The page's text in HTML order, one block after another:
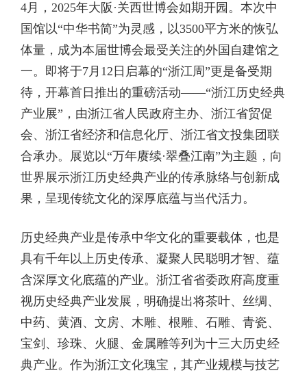
4月，2025年大阪·关西世博会如期开园。本次中
国馆以“中华书简”为灵感，以3500平方米的恢弘
体量，成为本届世博会最受关注的外国自建馆之
一。即将于7月12日启幕的“浙江周”更是备受期
待，开幕首日推出的重磅活动——“浙江历史经典
产业展”，由浙江省人民政府主办、浙江省贸促
会、浙江省经济和信息化厅、浙江省文投集团联
合承办。展览以“万年赓续·翠叠江南”为主题，向
世界展示浙江历史经典产业的传承脉络与创新成
果，呈现传统文化的深厚底蕴与当代活力。
历史经典产业是传承中华文化的重要载体，也是
具有千年以上历史传承、凝聚人民聪明才智、蕴
含深厚文化底蕴的产业。浙江省省委政府高度重
视历史经典产业发展，明确提出将茶叶、丝绸、
中药、黄酒、文房、木雕、根雕、石雕、青瓷、
宝剑、珍珠、火腿、金属雕等列为十三大历史经
典产业。作为浙江文化瑰宝，其产业规模与技艺